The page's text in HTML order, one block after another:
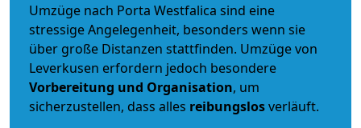
Umzüge nach Porta Westfalica sind eine
stressige Angelegenheit, besonders wenn sie
über große Distanzen stattfinden. Umzüge von
Leverkusen erfordern jedoch besondere
Vorbereitung und Organisation, um
sicherzustellen, dass alles reibungslosverläuft.